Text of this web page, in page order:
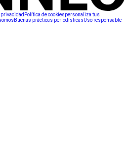
privacidad Política de cookiespersonaliza tus
Buenas prácticas periodísticasUso responsable